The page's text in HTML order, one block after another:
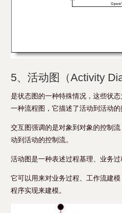
5、活动图（Activity
是状态图的一种特殊情况，这些状
一种流程图，它描述了活动到活动的
交互图强调的是对象到对象的控制
动到活动的控制流。
活动图是一种表述过程基理、业务过
它可以用来对业务过程、工作流建
程序实现来建模。